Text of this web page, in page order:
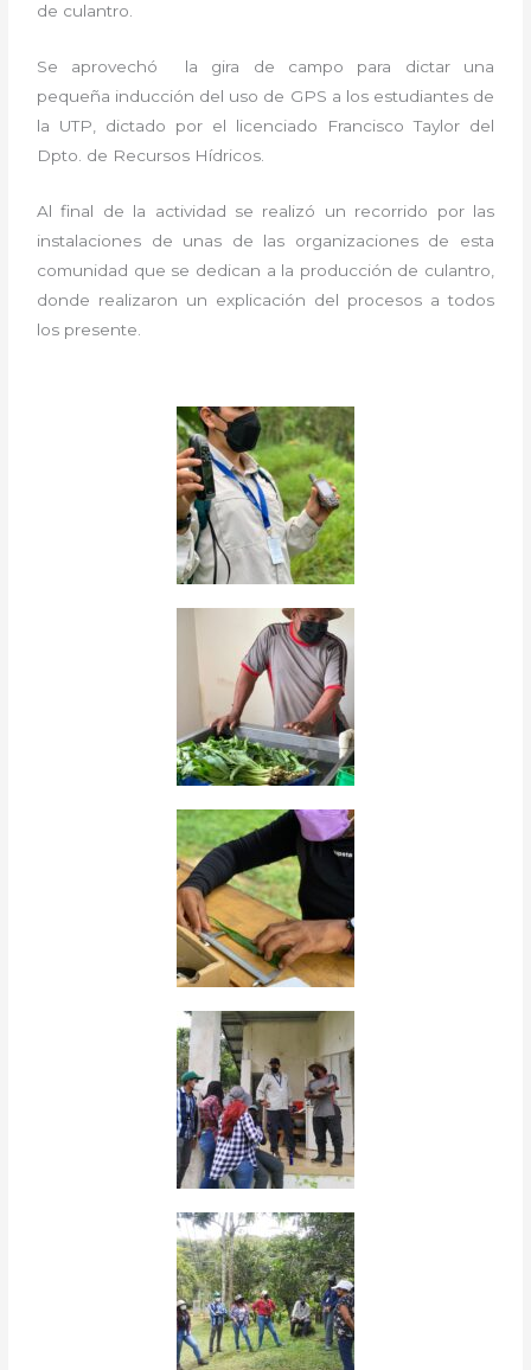
de culantro.
Se aprovechó la gira de campo para dictar una
pequeña inducción del uso de GPS a los estudiantes de
la UTP, dictado por el licenciado Francisco Taylor del
Dpto. de Recursos Hídricos.
Al final de la actividad se realizó un recorrido por las
instalaciones de unas de las organizaciones de esta
comunidad que se dedican a la producción de culantro,
donde realizaron un explicación del procesos a todos
los presente.